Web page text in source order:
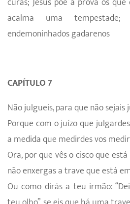
acalma uma
endemoninhados gadarenos
CAPÍTULO 7
Não julgueis, para que não sejais
Porque com o juízo que
a medida que medirdes vos
Ora, por que vês o cisco que
não enxergas a trave que está
Ou como dirás a teu irmão: